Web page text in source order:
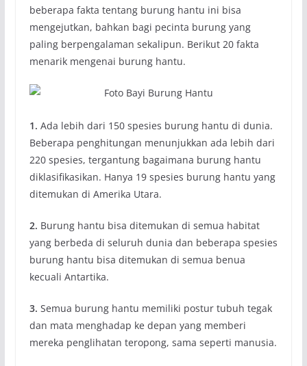
beberapa fakta tentang burung hantu ini bisa
mengejutkan, bahkan bagi pecinta burung yang
paling berpengalaman sekalipun. Berikut 20 fakta
menarik mengenai burung hantu.
1. Ada lebih dari 150 spesies burung hantu di dunia.
Beberapa penghitungan menunjukkan ada lebih dari
220 spesies, tergantung bagaimana burung hantu
diklasifikasikan. Hanya 19 spesies burung hantu yang
ditemukan di Amerika Utara.
2. Burung hantu bisa ditemukan di semua habitat
yang berbeda di seluruh dunia dan beberapa spesies
burung hantu bisa ditemukan di semua benua
kecuali Antartika.
3. Semua burung hantu memiliki postur tubuh tegak
dan mata menghadap ke depan yang memberi
mereka penglihatan teropong, sama seperti manusia.